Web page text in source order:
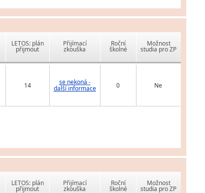
LETOS: plán
přijmout
Přijímací
zkouška
Roční
školné
Možnost
studia pro ZP
14 se nekoná -
další informace 0 Ne
LETOS: plán
přijmout
Přijímací
zkouška
Roční
školné
Možnost
studia pro ZP